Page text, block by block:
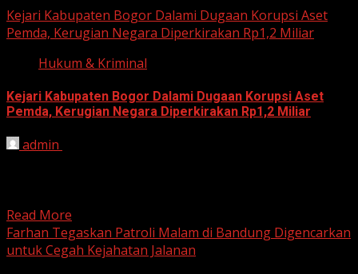
Kejari Kabupaten Bogor Dalami Dugaan Korupsi Aset
Pemda, Kerugian Negara Diperkirakan Rp1,2 Miliar
Hukum & Kriminal
Kejari Kabupaten Bogor Dalami Dugaan Korupsi Aset
Pemda, Kerugian Negara Diperkirakan Rp1,2 Miliar
admin
Read More
Farhan Tegaskan Patroli Malam di Bandung Digencarkan
untuk Cegah Kejahatan Jalanan